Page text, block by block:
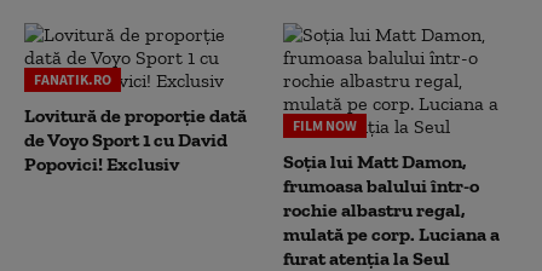
FANATIK.RO
Lovitură de proporție dată
de Voyo Sport 1 cu David
Popovici! Exclusiv
FILM NOW
Soția lui Matt Damon,
frumoasa balului într-o
rochie albastru regal,
mulată pe corp. Luciana a
furat atenția la Seul